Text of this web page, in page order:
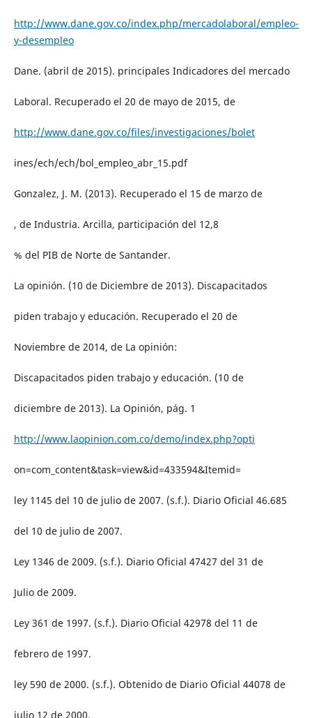
http://www.dane.gov.co/index.php/mercadolaboral/empleo-
y-desempleo
Dane. (abril de 2015). principales Indicadores del mercado
Laboral. Recuperado el 20 de mayo de 2015, de
http://www.dane.gov.co/files/investigaciones/bolet
ines/ech/ech/bol_empleo_abr_15.pdf
Gonzalez, J. M. (2013). Recuperado el 15 de marzo de
, de Industria. Arcilla, participación del 12,8
% del PIB de Norte de Santander.
La opinión. (10 de Diciembre de 2013). Discapacitados
piden trabajo y educación. Recuperado el 20 de
Noviembre de 2014, de La opinión:
Discapacitados piden trabajo y educación. (10 de
diciembre de 2013). La Opinión, pág. 1
http://www.laopinion.com.co/demo/index.php?opti
on=com_content&task=view&id=433594&Itemid=
ley 1145 del 10 de julio de 2007. (s.f.). Diario Oficial 46.685
del 10 de julio de 2007.
Ley 1346 de 2009. (s.f.). Diario Oficial 47427 del 31 de
Julio de 2009.
Ley 361 de 1997. (s.f.). Diario Oficial 42978 del 11 de
febrero de 1997.
ley 590 de 2000. (s.f.). Obtenido de Diario Oficial 44078 de
julio 12 de 2000.